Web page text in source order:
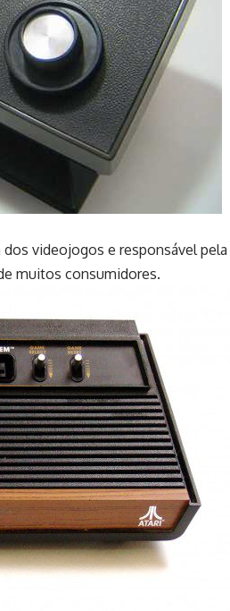
dos videojogos e responsável pela
muitos consumidores.